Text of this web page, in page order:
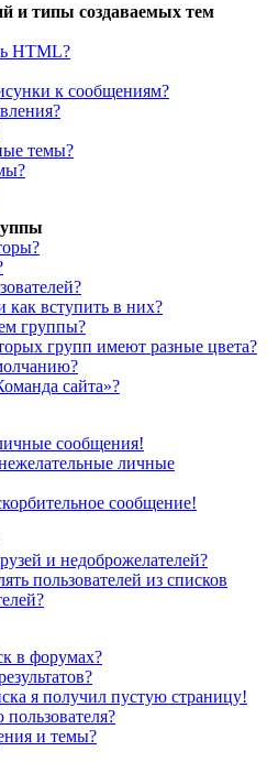
и типы создаваемых тем
HTML?
к сообщениям?
темы?
как вступить в них?
группы?
групп имеют разные цвета?
сайта»?
сообщения!
личные
сообщение!
и недоброжелателей?
пользователей из списков
в форумах?
я получил пустую страницу!
и темы?